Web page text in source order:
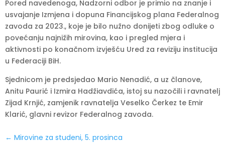
Pored navedenoga, Nadzorni odbor je primio na znanje i
usvajanje Izmjena i dopuna Financijskog plana Federalnog
zavoda za 2023., koje je bilo nužno donijeti zbog odluke o
povećanju najnižih mirovina, kao i pregled mjera i
aktivnosti po konačnom izvješću Ured za reviziju institucija
u Federaciji BiH.
Sjednicom je predsjedao Mario Nenadić, a uz članove,
Anitu Paurić i Izmira Hadžiavdića, istoj su nazočili i ravnatelj
Zijad Krnjić, zamjenik ravnatelja Veselko Čerkez te Emir
Klarić, glavni revizor Federalnog zavoda.
← Mirovine za studeni, 5. prosinca